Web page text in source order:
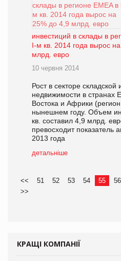
инвестиций в склады в
І-м кв. 2014 года вырос
млрд. евро
10 червня 2014
Рост в секторе складской
недвижимости в странах
Востока и Африки
нынешнем году. Объем
кв. составил 4,9 млрд.
превосходит показатель
2013 года
детальніше
<< 51 52 53 54 55 56
>>
КРАЩІ КОМПАНІЇ